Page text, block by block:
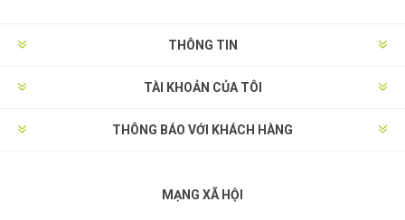
THÔNG TIN
TÀI KHOẢN CỦA TÔI
THÔNG BÁO VỚI KHÁCH HÀNG
MẠNG XÃ HỘI